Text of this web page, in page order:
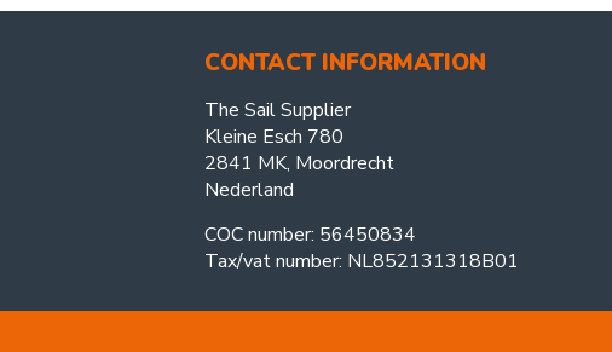
CONTACT INFORMATION
The Sail Supplier
Kleine Esch 780
2841 MK, Moordrecht
Nederland
COC number: 56450834
Tax/vat number: NL852131318B01